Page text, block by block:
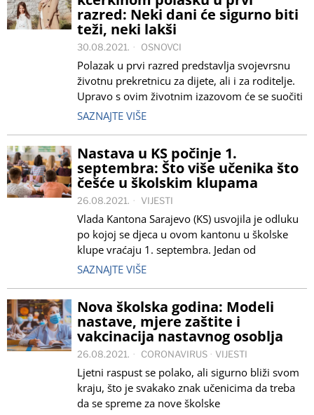
razred: Neki dani će sigurno biti
teži, neki lakši
30.08.2021. OSNOVCI
Polazak u prvi razred predstavlja svojevrsnu
životnu prekretnicu za dijete, ali i za roditelje.
Upravo s ovim životnim izazovom će se suočiti
SAZNAJTE VIŠE
Nastava u KS počinje 1.
septembra: Što više učenika što
češće u školskim klupama
26.08.2021. VIJESTI
Vlada Kantona Sarajevo (KS) usvojila je odluku
po kojoj se djeca u ovom kantonu u školske
klupe vraćaju 1. septembra. Jedan od
SAZNAJTE VIŠE
Nova školska godina: Modeli
nastave, mjere zaštite i
vakcinacija nastavnog osoblja
26.08.2021. CORONAVIRUS · VIJESTI
Ljetni raspust se polako, ali sigurno bliži svom
kraju, što je svakako znak učenicima da treba
da se spreme za nove školske